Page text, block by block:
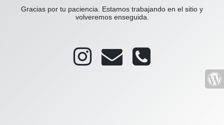
Gracias por tu paciencia. Estamos trabajando en el sitio y
volveremos enseguida.